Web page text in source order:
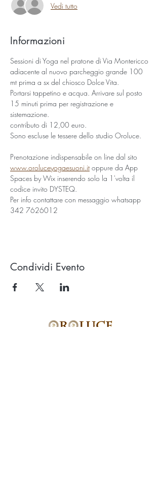
Vedi tutto
Informazioni
Sessioni di Yoga nel pratone di Via Montericco
adiacente al nuovo parcheggio grande 100
mt prima a sx del chiosco Dolce Vita.
Portarsi tappetino e acqua. Arrivare sul posto
15 minuti prima per registrazione e
sistemazione.
contributo di 12,00 euro.
Sono escluse le tessere dello studio Oroluce.
Prenotazione indispensabile on line dal sito
www.oroluceyogaesuoni.it oppure da App
Spaces by Wix inserendo solo la 1'volta il
codice invito DYSTEQ.
Per info contattare con messaggio whatsapp
342 7626012
Condividi Evento